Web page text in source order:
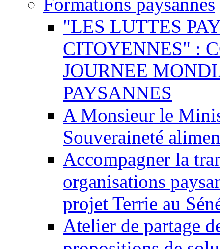
"LES LUTTES
CITOYENNES" :
JOURNEE
PAYSANNES
A Monsieur le
Souveraineté
Accompagner la
organisations
projet Terrie au
Atelier de partage